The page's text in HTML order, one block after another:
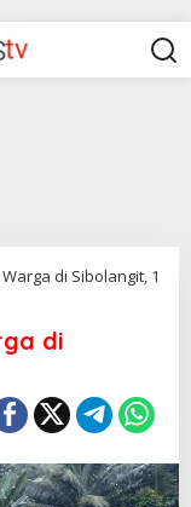
di Sibolangit, 1
di